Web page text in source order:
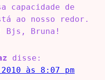
capacidade de
ao nosso redor.
Bjs, Bruna!
disse:
às 8:07 pm